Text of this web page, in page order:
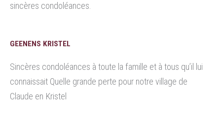
sincères condoléances.
GEENENS KRISTEL
Sincères condoléances à toute la famille et à tous qu’il lui
connaissait Quelle grande perte pour notre village de
Claude en Kristel